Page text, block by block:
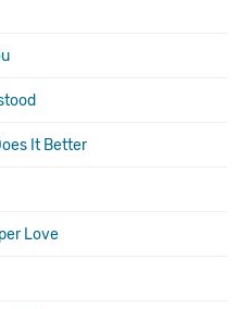
It Better
Love